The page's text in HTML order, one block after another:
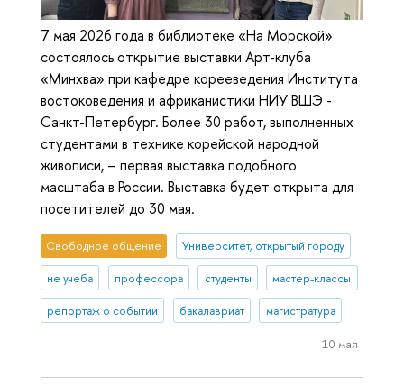
7 мая 2026 года в библиотеке «На Морской»
состоялось открытие выставки Арт-клуба
«Минхва» при кафедре корееведения Института
востоковедения и африканистики НИУ ВШЭ -
Санкт-Петербург. Более 30 работ, выполненных
студентами в технике корейской народной
живописи, – первая выставка подобного
масштаба в России. Выставка будет открыта для
посетителей до 30 мая.
Свободное общение Университет, открытый городу
не учеба профессора студенты мастер-классы
репортаж о событии бакалавриат магистратура
10 мая